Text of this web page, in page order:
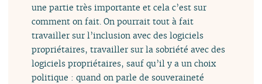
une partie très importante et cela c’est sur
comment on fait. On pourrait tout à fait
travailler sur l’inclusion avec des logiciels
propriétaires, travailler sur la sobriété avec des
logiciels propriétaires, sauf qu’il y a un choix
politique : quand on parle de souveraineté